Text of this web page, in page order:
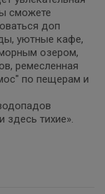
сможете
доп
уютные кафе,
озером,
ремесленная
по пещерам и
здесь тихие».